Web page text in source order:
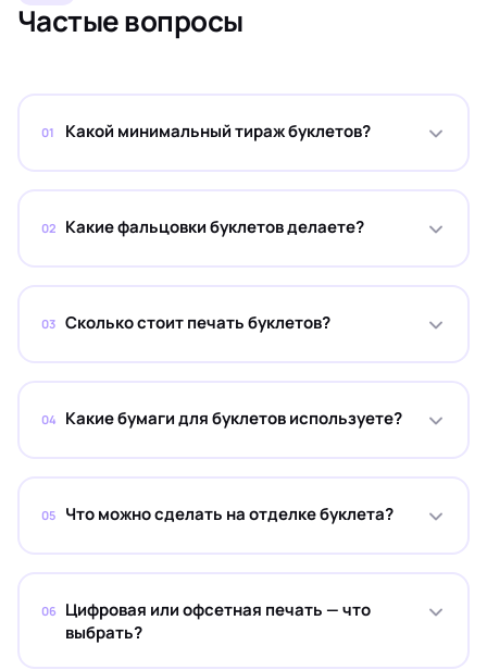
Частые вопросы
01 Какой минимальный тираж буклетов?
02 Какие фальцовки буклетов делаете?
03 Сколько стоит печать буклетов?
04 Какие бумаги для буклетов используете?
05 Что можно сделать на отделке буклета?
06
Цифровая или офсетная печать — что
выбрать?